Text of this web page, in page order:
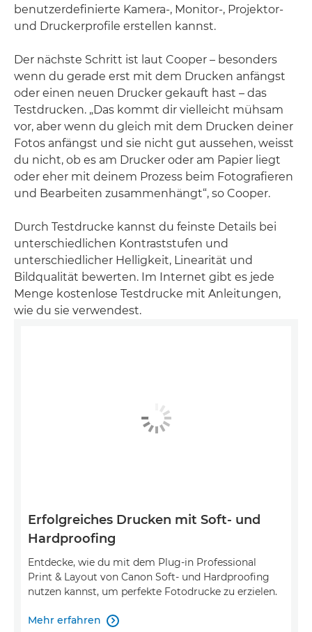
benutzerdefinierte Kamera-, Monitor-, Projektor-
und Druckerprofile erstellen kannst.
Der nächste Schritt ist laut Cooper – besonders
wenn du gerade erst mit dem Drucken anfängst
oder einen neuen Drucker gekauft hast – das
Testdrucken. „Das kommt dir vielleicht mühsam
vor, aber wenn du gleich mit dem Drucken deiner
Fotos anfängst und sie nicht gut aussehen, weisst
du nicht, ob es am Drucker oder am Papier liegt
oder eher mit deinem Prozess beim Fotografieren
und Bearbeiten zusammenhängt“, so Cooper.
Durch Testdrucke kannst du feinste Details bei
unterschiedlichen Kontraststufen und
unterschiedlicher Helligkeit, Linearität und
Bildqualität bewerten. Im Internet gibt es jede
Menge kostenlose Testdrucke mit Anleitungen,
wie du sie verwendest.
Erfolgreiches Drucken mit Soft- und
Hardproofing
Entdecke, wie du mit dem Plug-in Professional
Print & Layout von Canon Soft- und Hardproofing
nutzen kannst, um perfekte Fotodrucke zu erzielen.
Mehr erfahren 